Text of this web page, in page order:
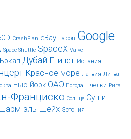
CrashPlan eBay Falcon Google
Space Shuttle SpaceX Valve
Бэкап Дубай Египет Испания
Красное море Латвия Литва
Нью-Йорк ОАЭ Погода Пчёлки Рига
Франциско Солнце Суши
эль-Шейх Эстония